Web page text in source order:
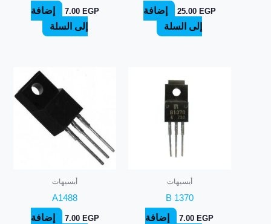
25.00 EGP
إضافة
إلى السلة
7.00 EGP
إضافة
إلى السلة
أيسيهات
B 1370
7.00 EGP
إضافة
أيسيهات
A1488
7.00 EGP
إضافة